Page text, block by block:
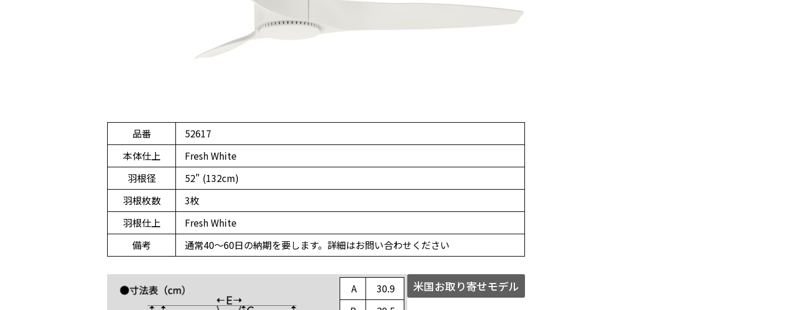
品番
52617
本体仕上
Fresh White
羽根径
52" (132cm)
羽根枚数
3枚
羽根仕上
Fresh White
備考
通常40～60日の納期を要します。詳細はお問い合わせください
A
30.9
米国お取り寄せモデル